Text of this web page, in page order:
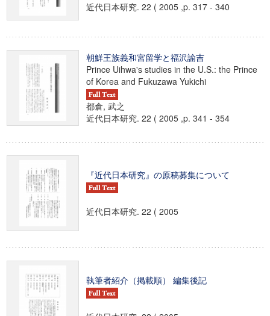
近代日本研究. 22 ( 2005 ,p. 317 - 340
朝鮮王族義和宮留学と福沢諭吉
Prince Uihwa's studies in the U.S.: the Prince
of Korea and Fukuzawa Yukichi
都倉, 武之
近代日本研究. 22 ( 2005 ,p. 341 - 354
『近代日本研究』の原稿募集について
近代日本研究. 22 ( 2005
執筆者紹介（掲載順） 編集後記